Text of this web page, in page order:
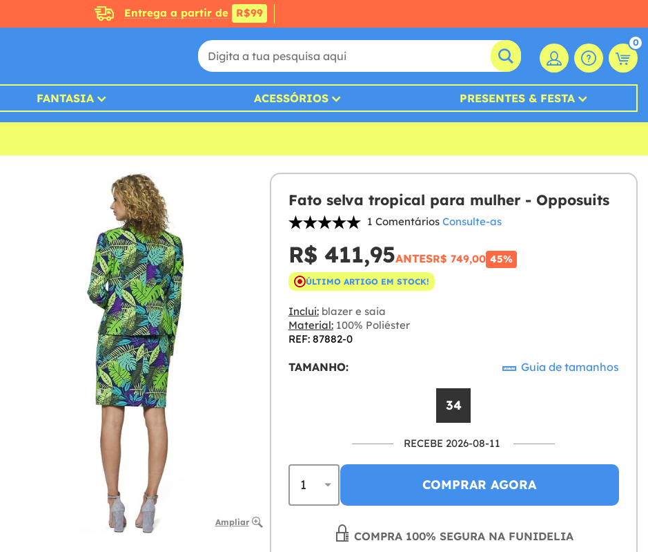
Entrega a partir de R$99
0
FANTASIA ACESSÓRIOS PRESENTES & FESTA
Ampliar
Fato selva tropical para mulher - Opposuits
1 Comentários Consulte-as
R$ 411,95ANTESR$ 749,00 45%
ÚLTIMO ARTIGO EM STOCK!
Inclui:blazer e saia
Material:100% Poliéster
REF: 87882-0
TAMANHO: Guia de tamanhos
34
RECEBE 2026-08-11
COMPRAR AGORA
COMPRA 100% SEGURA NA FUNIDELIA